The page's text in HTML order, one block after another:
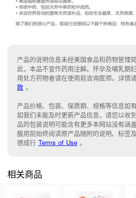
产品的说明信息未经美国食品和药物管理
此，本品不宜作药用注解。怀孕及哺乳期
用处方药物者请在使用前咨询医师。详情
款 。
产品价格、包装、保质期、规格等信息如
如我们未能及时更新产品信息， 请您以收
品的包装说明可能含有更多本网站没有涵
服用前始终阅读原产品随附的说明、 标签及
德成行 Terms of Use 。
相关商品